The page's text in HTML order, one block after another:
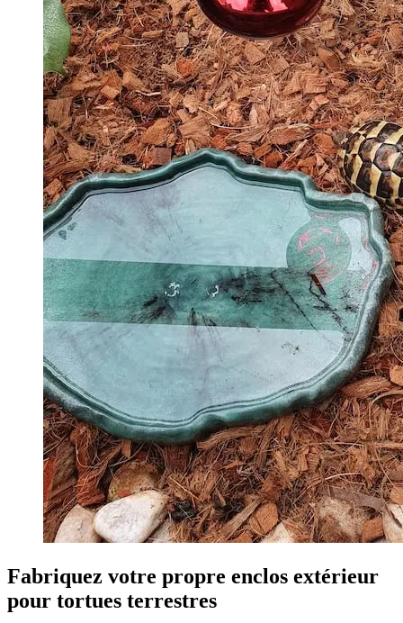
Fabriquez votre propre enclos extérieur
pour tortues terrestres